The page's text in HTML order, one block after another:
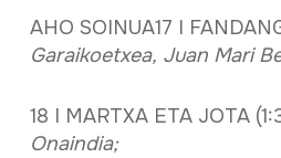
AHO SOINUA17 I
Garaikoetxea, Juan Mari
18 I MARTXA ETA JOTA
Onaindia;